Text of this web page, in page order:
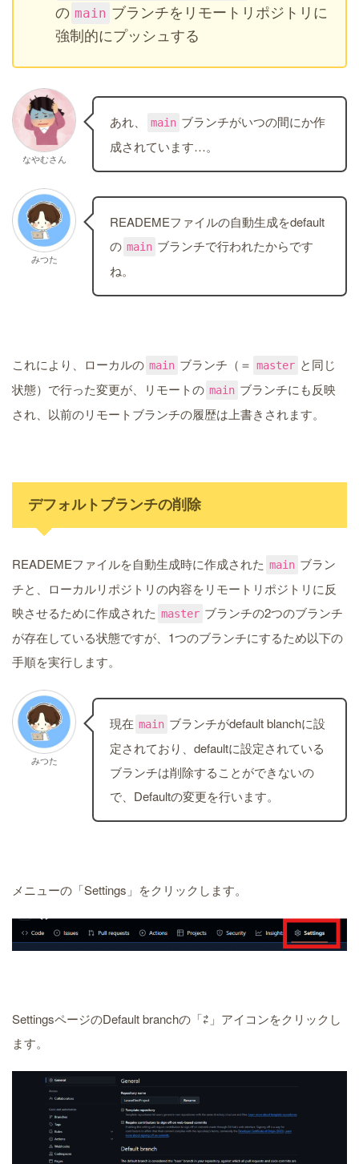
の main ブランチをリモートリポジトリに
強制的にプッシュする
なやむさん
あれ、 main ブランチがいつの間にか作
成されています…。
みつた
READEMEファイルの自動生成をdefault
の main ブランチで行われたからです
ね。
これにより、ローカルの main ブランチ（＝ master と同じ
状態）で行った変更が、リモートの main ブランチにも反映
され、以前のリモートブランチの履歴は上書きされます。
デフォルトブランチの削除
READEMEファイルを自動生成時に作成された main ブラン
チと、ローカルリポジトリの内容をリモートリポジトリに反
映させるために作成された master ブランチの2つのブランチ
が存在している状態ですが、1つのブランチにするため以下の
手順を実行します。
みつた
現在 main ブランチがdefault blanchに設
定されており、defaultに設定されている
ブランチは削除することができないの
で、Defaultの変更を行います。
メニューの「Settings」をクリックします。
SettingsページのDefault branchの「⇄」アイコンをクリックし
ます。